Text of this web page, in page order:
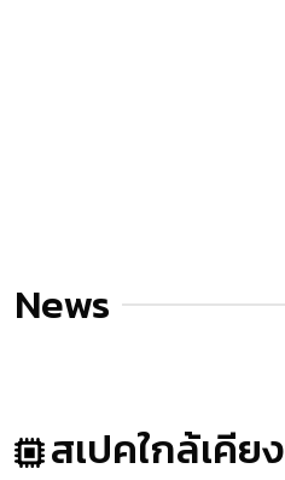
News
สเปคใกล้เคียง